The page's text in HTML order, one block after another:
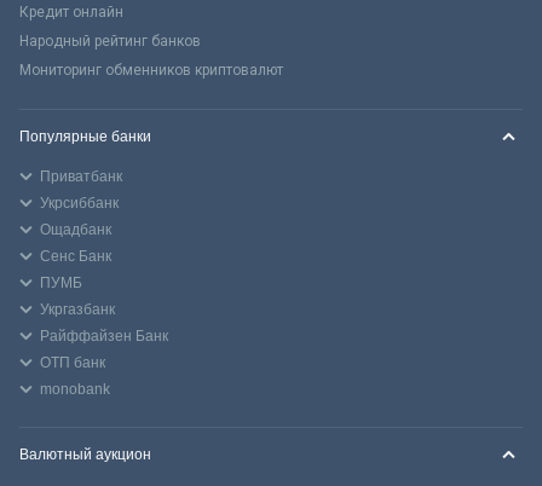
Кредит онлайн
Народный рейтинг банков
Мониторинг обменников криптовалют
Популярные банки
Приватбанк
Укрсиббанк
Ощадбанк
Сенс Банк
ПУМБ
Укргазбанк
Райффайзен Банк
ОТП банк
monobank
Валютный аукцион